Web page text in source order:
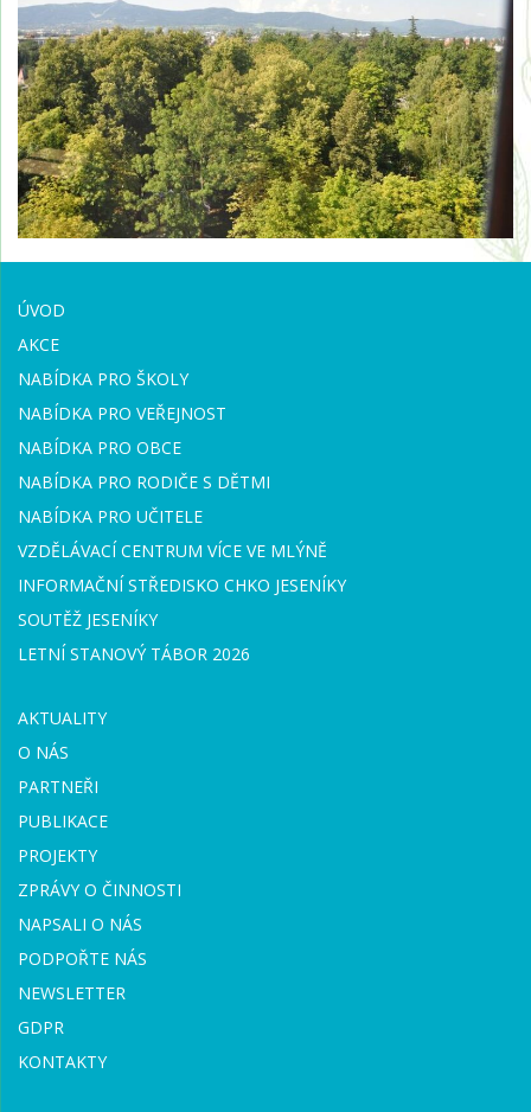
ÚVOD
AKCE
NABÍDKA PRO ŠKOLY
NABÍDKA PRO VEŘEJNOST
NABÍDKA PRO OBCE
NABÍDKA PRO RODIČE S DĚTMI
NABÍDKA PRO UČITELE
VZDĚLÁVACÍ CENTRUM VÍCE VE MLÝNĚ
INFORMAČNÍ STŘEDISKO CHKO JESENÍKY
SOUTĚŽ JESENÍKY
LETNÍ STANOVÝ TÁBOR 2026
AKTUALITY
O NÁS
PARTNEŘI
PUBLIKACE
PROJEKTY
ZPRÁVY O ČINNOSTI
NAPSALI O NÁS
PODPOŘTE NÁS
NEWSLETTER
GDPR
KONTAKTY